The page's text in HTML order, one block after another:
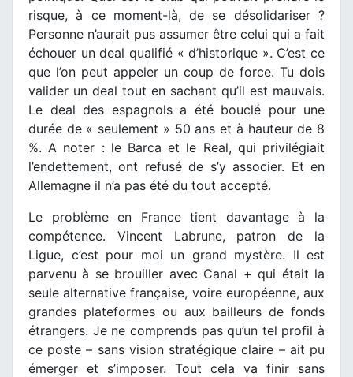
risque, à ce moment-là, de se désolidariser ?
Personne n’aurait pus assumer être celui qui a fait
échouer un deal qualifié « d’historique ». C’est ce
que l’on peut appeler un coup de force. Tu dois
valider un deal tout en sachant qu’il est mauvais.
Le deal des espagnols a été bouclé pour une
durée de « seulement » 50 ans et à hauteur de 8
%. A noter : le Barca et le Real, qui privilégiait
l’endettement, ont refusé de s’y associer. Et en
Allemagne il n’a pas été du tout accepté.
Le problème en France tient davantage à la
compétence. Vincent Labrune, patron de la
Ligue, c’est pour moi un grand mystère. Il est
parvenu à se brouiller avec Canal + qui était la
seule alternative française, voire européenne, aux
grandes plateformes ou aux bailleurs de fonds
étrangers. Je ne comprends pas qu’un tel profil à
ce poste – sans vision stratégique claire – ait pu
émerger et s’imposer. Tout cela va finir sans